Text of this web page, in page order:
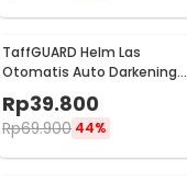
TaffGUARD Helm Las
Otomatis Auto Darkening
Solar Welding Helmet -
HJ19
Rp39.800
Rp69.900 44%